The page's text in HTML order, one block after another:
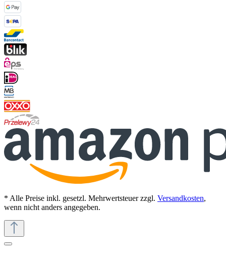
* Alle Preise inkl. gesetzl. Mehrwertsteuer zzgl. Versandkosten,
wenn nicht anders angegeben.